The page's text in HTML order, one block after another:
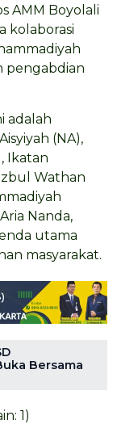
AMM Boyolali
kolaborasi
pengabdian
adalah
(NA),
Ikatan
Wathan
Nanda,
utama
masyarakat.
Bersama
1)